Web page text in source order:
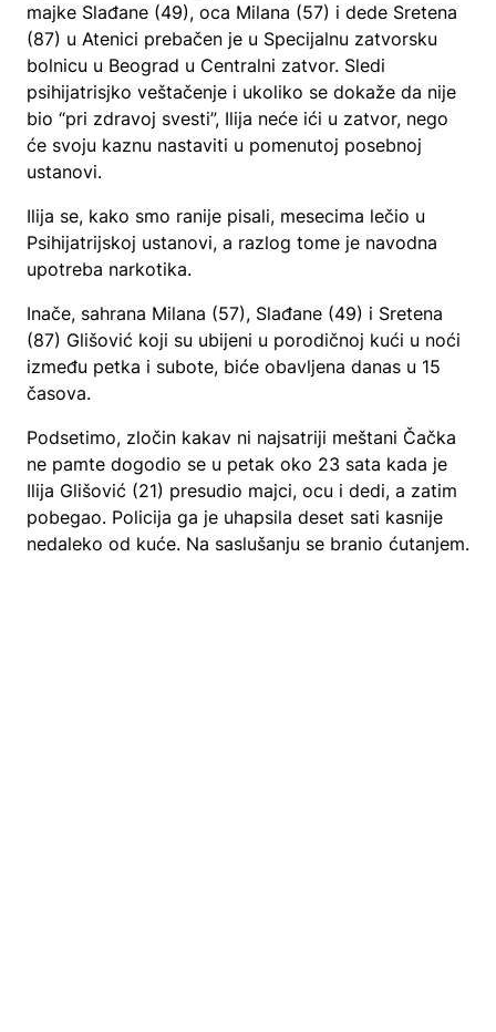
majke Slađane (49), oca Milana (57) i dede Sretena
(87) u Atenici prebačen je u Specijalnu zatvorsku
bolnicu u Beograd u Centralni zatvor. Sledi
psihijatrisjko veštačenje i ukoliko se dokaže da nije
bio “pri zdravoj svesti”, Ilija neće ići u zatvor, nego
će svoju kaznu nastaviti u pomenutoj posebnoj
ustanovi.
Ilija se, kako smo ranije pisali, mesecima lečio u
Psihijatrijskoj ustanovi, a razlog tome je navodna
upotreba narkotika.
Inače, sahrana Milana (57), Slađane (49) i Sretena
(87) Glišović koji su ubijeni u porodičnoj kući u noći
između petka i subote, biće obavljena danas u 15
časova.
Podsetimo, zločin kakav ni najsatriji meštani Čačka
ne pamte dogodio se u petak oko 23 sata kada je
Ilija Glišović (21) presudio majci, ocu i dedi, a zatim
pobegao. Policija ga je uhapsila deset sati kasnije
nedaleko od kuće. Na saslušanju se branio ćutanjem.